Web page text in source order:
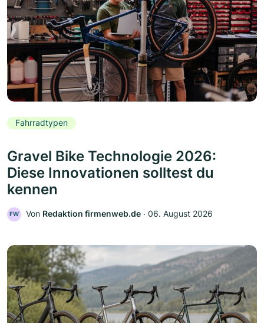
Fahrradtypen
Gravel Bike Technologie 2026:
Diese Innovationen solltest du
kennen
FW Von Redaktion firmenweb.de ‧ 06. August 2026